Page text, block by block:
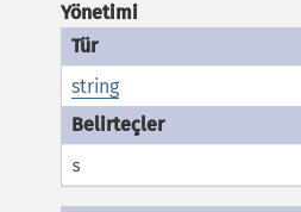
Yönetimi
string
s